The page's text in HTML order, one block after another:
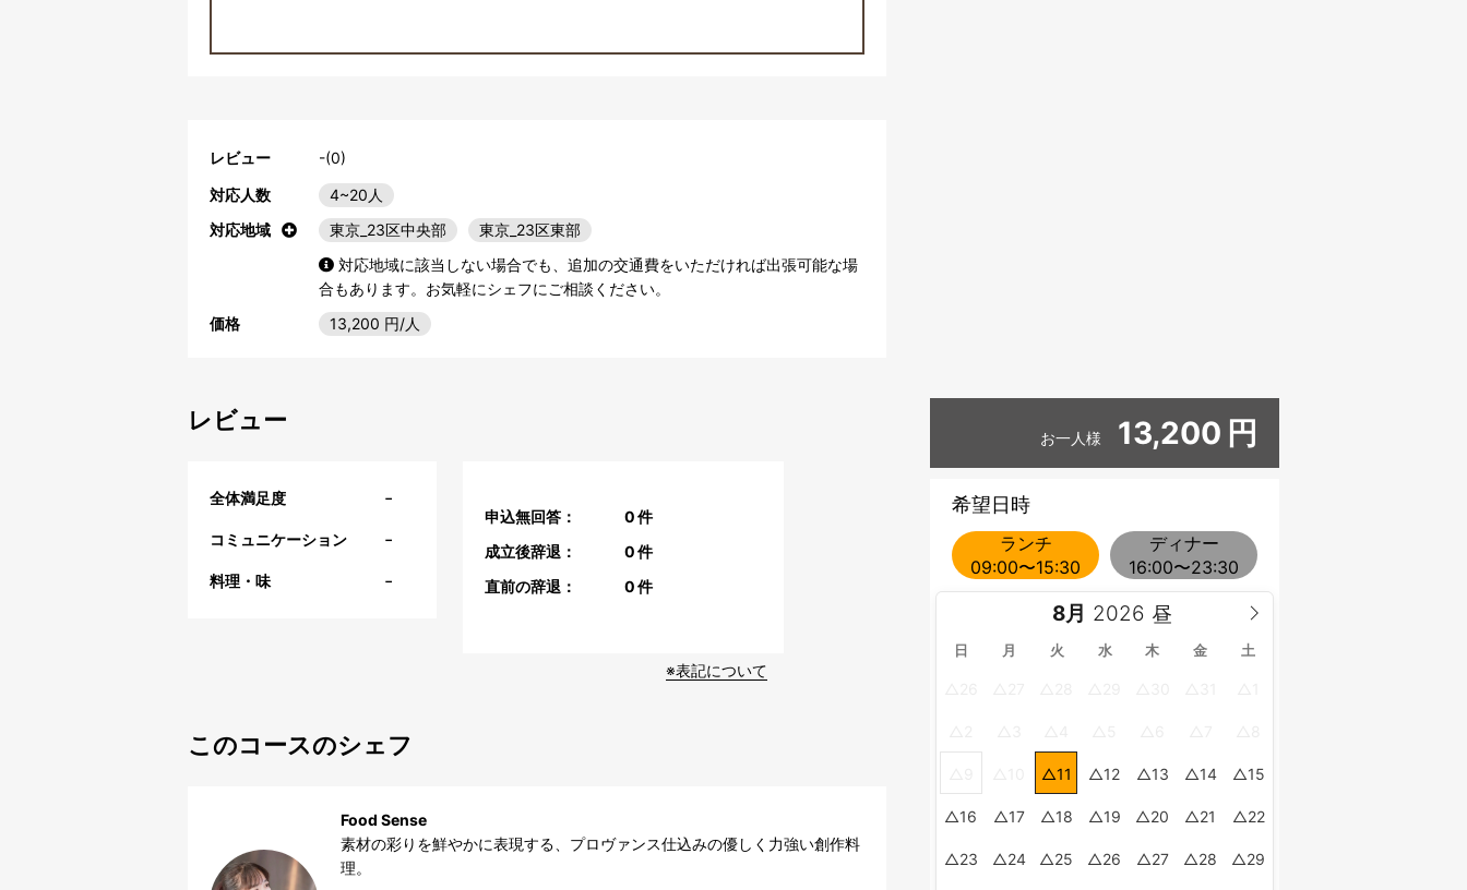
レビュー
-(0)
対応人数
4~20人
対応地域
東京_23区中央部
東京_23区東部
対応地域に該当しない場合でも、追加の交通費をいただければ出張可能な場
合もあります。お気軽にシェフにご相談ください。
価格
13,200 円/人
レビュー
全体満足度 -
コミュニケーション -
料理・味 -
申込無回答： 0件
成立後辞退：
0件
直前の辞退：
0件
※表記について
このコースのシェフ
Food Sense
素材の彩りを鮮やかに表現する、プロヴァンス仕込みの優しく力強い創作料
理。
お一人様 13,200 円
希望日時
ランチ
09:00〜15:30
ディナー
16:00〜23:30
8月
日 月 火 水 木 金 土
11 12 13 14 15
16 17 18 19 20 21 22
23 24 25 26 27 28 29